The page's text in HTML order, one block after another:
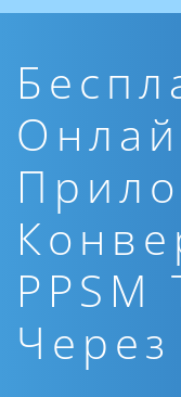
PPSM
Через